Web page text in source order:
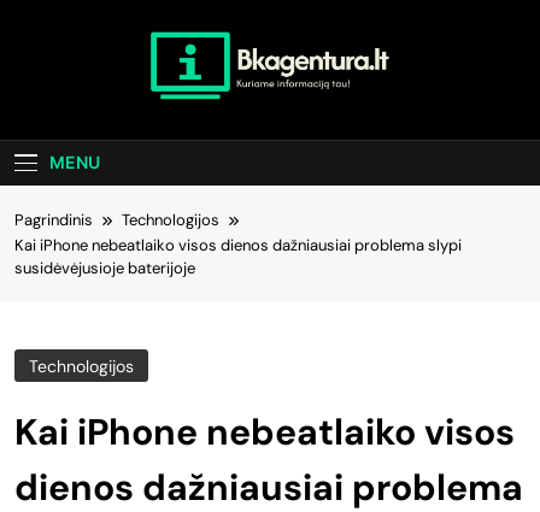
Bkagentura.lt
MENU
Pagrindinis
Technologijos
Kai iPhone nebeatlaiko visos dienos dažniausiai problema slypi
susidėvėjusioje baterijoje
Technologijos
Kai iPhone nebeatlaiko visos
dienos dažniausiai problema